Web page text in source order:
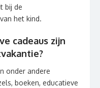
bij de
het kind.
cadeaus zijn
onder andere
boeken, educatieve